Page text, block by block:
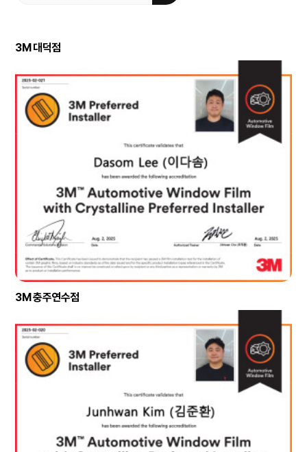
3M 대덕점
3M 충주연수점